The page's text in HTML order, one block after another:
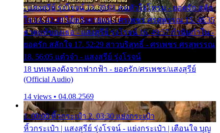
- แสงสุรีย์ รุ่งโรจน์ 13. 39:01 คนหัวใจโทรม - ยอดรัก สลัก
ใจ 14. 42:49 ไอ้หวังตายแน่ - ศรเพชร ศรสุพรรณ 15. 46:35
ธาตุแท้ของเธอ - แสงสุรีย์ รุ่งโรจน์ 16. 49:57 กำนันกำใน -
ยอดรัก สลักใจ 17. 52:29 สาวบริสุทธิ์ - ศรเพชร ศรสุพรรณ
18. 56:05 แต๋วจ๋า - แสงสุรีย์ รุ่งโรจน์
18 บทเพลงดังจากฟากฟ้า - ยอดรัก/ศรเพชร/แสงสุรีย์
(Official Audio)
14 views • 04.08.2569
1. 00:00 หิ้วกระเป๋า 2. 03:30 แย่งกระเป๋า
หิ้วกระเป๋า | แสงสุรีย์ รุ่งโรจน์ - แย่งกระเป๋า | เตือนใจ บุญ